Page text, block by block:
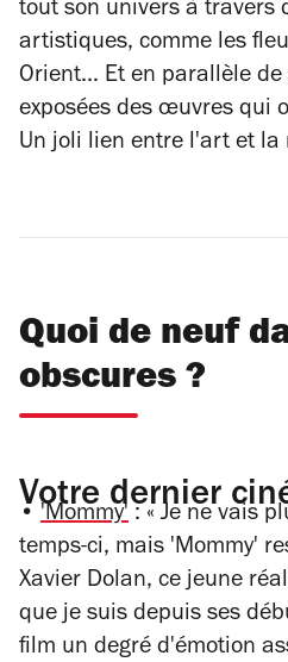
tout son univers à travers
artistiques, comme les
Orient... Et en parallèle
exposées des œuvres qui
Un joli lien entre l'art et la
Quoi de neuf
obscures ?
Votre dernier
• 'Mommy' : « Je ne vais
temps-ci, mais 'Mommy'
Xavier Dolan, ce jeune
que je suis depuis ses
film un degré d'émotion